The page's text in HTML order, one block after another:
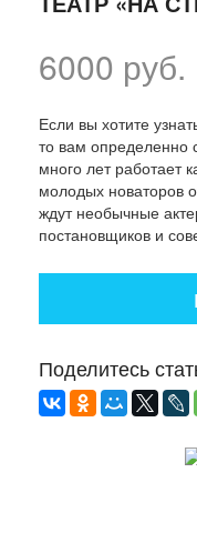
6000 руб.
Если вы хотите
то вам определенно
много лет работает
молодых новаторов
ждут необычные
постановщиков и
Поделитесь